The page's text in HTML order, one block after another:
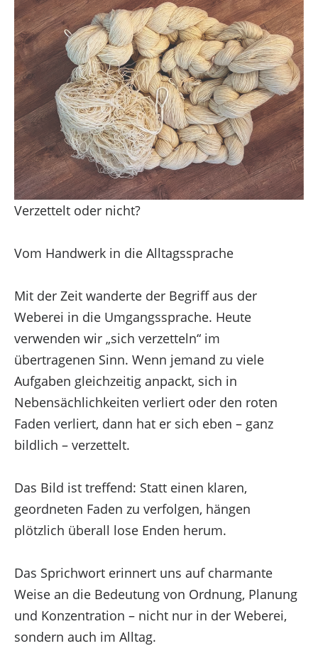
Verzettelt oder nicht?
Vom Handwerk in die Alltagssprache
Mit der Zeit wanderte der Begriff aus der
Weberei in die Umgangssprache. Heute
verwenden wir „sich verzetteln“ im
übertragenen Sinn. Wenn jemand zu viele
Aufgaben gleichzeitig anpackt, sich in
Nebensächlichkeiten verliert oder den roten
Faden verliert, dann hat er sich eben – ganz
bildlich – verzettelt.
Das Bild ist treffend: Statt einen klaren,
geordneten Faden zu verfolgen, hängen
plötzlich überall lose Enden herum.
Das Sprichwort erinnert uns auf charmante
Weise an die Bedeutung von Ordnung, Planung
und Konzentration – nicht nur in der Weberei,
sondern auch im Alltag.